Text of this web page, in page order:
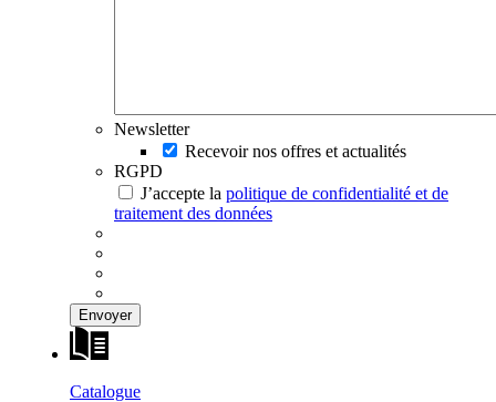
Newsletter
Recevoir nos offres et actualités
RGPD
J’accepte la politique de confidentialité et de
traitement des données
Catalogue